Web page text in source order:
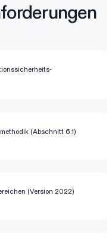
(Abschnitt 6.1)
(Version 2022)